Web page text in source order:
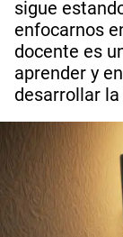
sigue
enfocarnos
docente es
aprender y
desarrollar